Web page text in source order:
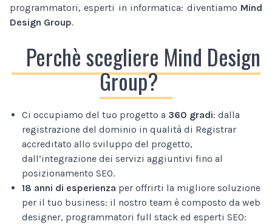
programmatori, esperti in informatica: diventiamo Mind
Design Group.
Perchè scegliere Mind Design
Group?
Ci occupiamo del tuo progetto a 360 gradi: dalla
registrazione del dominio in qualità di Registrar
accreditato allo sviluppo del progetto,
dall’integrazione dei servizi aggiuntivi fino al
posizionamento SEO.
18 anni di esperienza per offrirti la migliore soluzione
per il tuo business: il nostro team è composto da web
designer, programmatori full stack ed esperti SEO: